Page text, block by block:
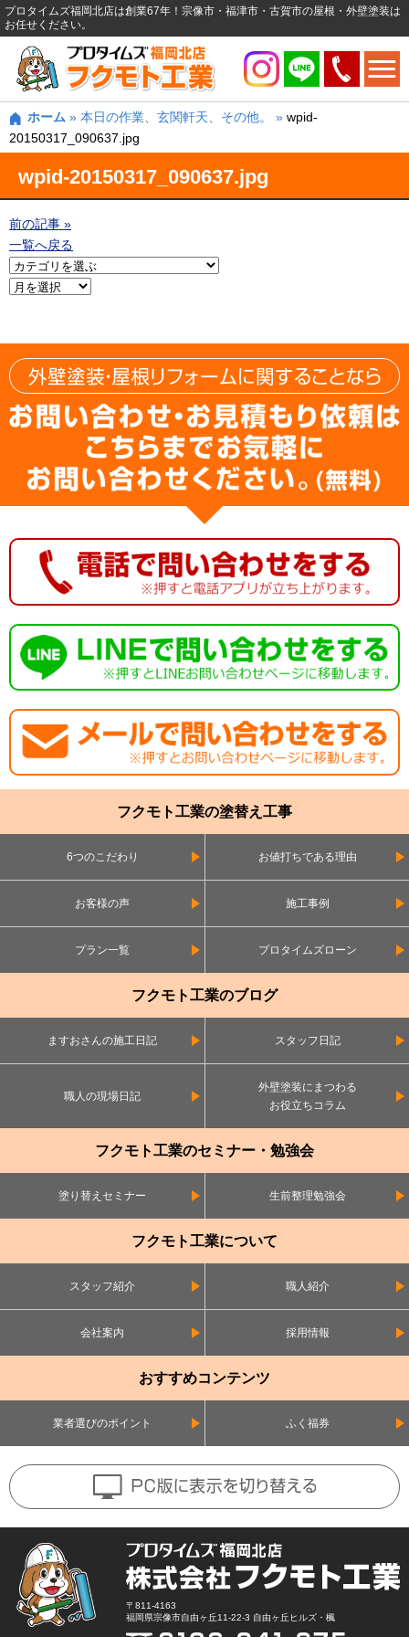
プロタイムズ福岡北店は創業67年！宗像市・福津市・古賀市の屋根・外壁塗装は
お任せください。
ホーム » 本日の作業、玄関軒天、その他。 » wpid-
20150317_090637.jpg
wpid-20150317_090637.jpg
前の記事 »
一覧へ戻る
フクモト工業の塗替え工事
6つのこだわり お値打ちである理由
お客様の声 施工事例
プラン一覧 プロタイムズローン
フクモト工業のブログ
ますおさんの施工日記 スタッフ日記
職人の現場日記
外壁塗装にまつわる
お役立ちコラム
フクモト工業のセミナー・勉強会
塗り替えセミナー 生前整理勉強会
フクモト工業について
スタッフ紹介 職人紹介
会社案内 採用情報
おすすめコンテンツ
業者選びのポイント ふく福券
〒811-4163
福岡県宗像市自由ヶ丘11-22-3 自由ヶ丘ヒルズ・楓